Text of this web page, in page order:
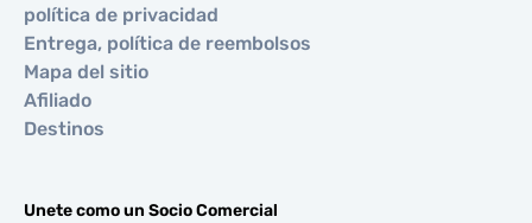
política de privacidad
Entrega, política de reembolsos
Mapa del sitio
Afiliado
Destinos
Unete como un Socio Comercial